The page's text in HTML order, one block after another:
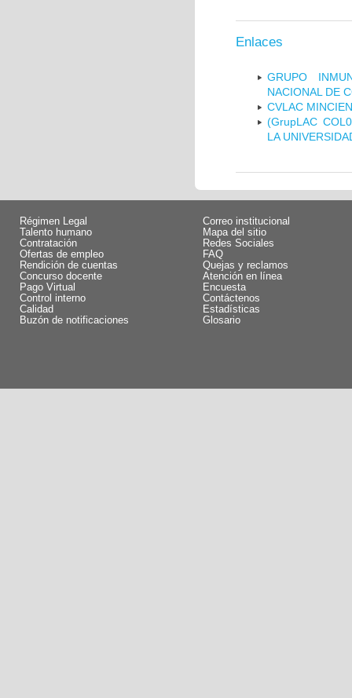
Enlaces
GRUPO
NACIONAL DE
CVLAC
(GrupLAC
LA
Régimen Legal
Talento humano
Contratación
Ofertas de empleo
Rendición de cuentas
Concurso docente
Pago Virtual
Control interno
Calidad
Buzón de notificaciones
Correo institucional
Mapa del sitio
Redes Sociales
FAQ
Quejas y reclamos
Atención en línea
Encuesta
Contáctenos
Estadísticas
Glosario